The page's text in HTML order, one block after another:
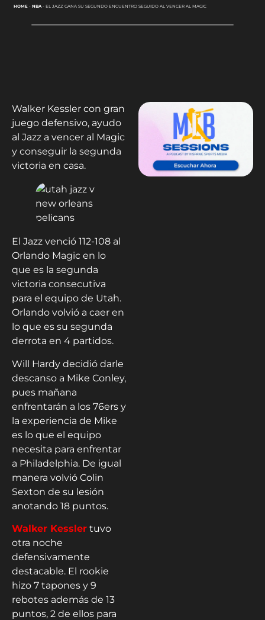
HOME- NBA- EL JAZZ GANA SU SEGUNDO ENCUENTRO SEGUIDO AL VENCER AL MAGIC
Walker Kessler con gran
juego defensivo, ayudo
al Jazz a vencer al Magic
y conseguir la segunda
victoria en casa.
El Jazz venció 112-108 al
Orlando Magic en lo
que es la segunda
victoria consecutiva
para el equipo de Utah.
Orlando volvió a caer en
lo que es su segunda
derrota en 4 partidos.
Will Hardy decidió darle
descanso a Mike Conley,
pues mañana
enfrentarán a los 76ers y
la experiencia de Mike
es lo que el equipo
necesita para enfrentar
a Philadelphia. De igual
manera volvió Colin
Sexton de su lesión
anotando 18 puntos.
Walker Kessler tuvo
otra noche
defensivamente
destacable. El rookie
hizo 7 tapones y 9
rebotes además de 13
puntos, 2 de ellos para